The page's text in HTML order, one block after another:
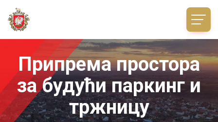
Припрема простора
за будући паркинг и
тржницу